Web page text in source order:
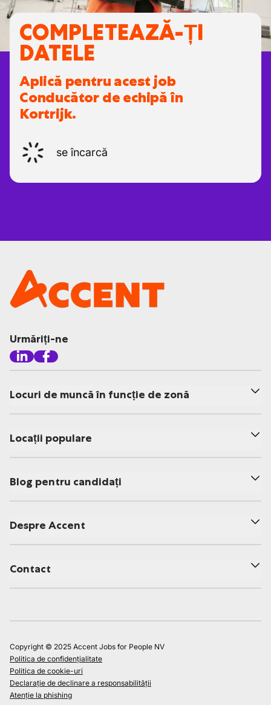
COMPLETEAZĂ-ȚI
DATELE
Aplică pentru acest job
Conducător de echipă în
Kortrijk.
se încarcă
Urmăriți-ne
Locuri de muncă în funcție de zonă
Locații populare
Blog pentru candidați
Despre Accent
Contact
Copyright © 2025 Accent Jobs for People NV
Politica de confidențialitate
Politica de cookie-uri
Declarație de declinare a responsabilității
Atenție la phishing